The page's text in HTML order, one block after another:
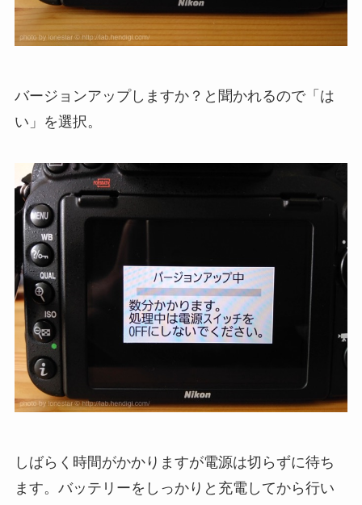
バージョンアップしますか？と聞かれるので「は
い」を選択。
しばらく時間がかかりますが電源は切らずに待ち
ます。バッテリーをしっかりと充電してから行い